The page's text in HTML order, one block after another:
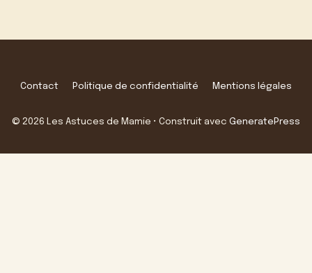
Contact Politique de confidentialité Mentions légales
© 2026 Les Astuces de Mamie • Construit avec GeneratePress